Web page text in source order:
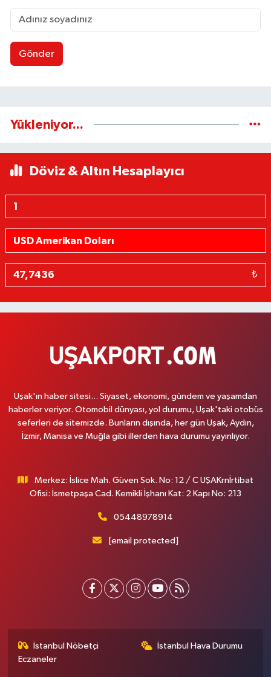
Gönder
Yükleniyor...
Döviz & Altın Hesaplayıcı
₺
Uşak'ın haber sitesi... Siyaset, ekonomi, gündem ve yaşamdan
haberler veriyor. Otomobil dünyası, yol durumu, Uşak'taki otobüs
seferleri de sitemizde. Bunların dışında, her gün Uşak, Aydın,
İzmir, Manisa ve Muğla gibi illerden hava durumu yayınlıyor.
Merkez: İslice Mah. Güven Sok. No: 12 / C UŞAKrnİrtibat
Ofisi: İsmetpaşa Cad. Kemikli İşhanı Kat: 2 Kapı No: 213
05448978914
[email protected]
İstanbul Nöbetçi
Eczaneler
İstanbul Hava Durumu